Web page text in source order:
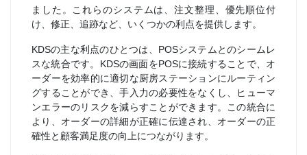
ました。これらのシステムは、注文整理、優先順位付
け、修正、追跡など、いくつかの利点を提供します。
KDSの主な利点のひとつは、POSシステムとのシームレ
スな統合です。KDSの画面をPOSに接続することで、オ
ーダーを効率的に適切な厨房ステーションにルーティン
グすることができ、手入力の必要性をなくし、ヒューマ
ンエラーのリスクを減らすことができます。この統合に
より、オーダーの詳細が正確に伝達され、オーダーの正
確性と顧客満足度の向上につながります。